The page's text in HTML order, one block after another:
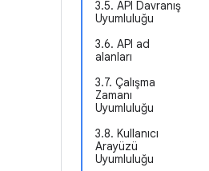
3.5. API Davranış
Uyumluluğu
3.6. API ad
alanları
3.7. Çalışma
Zamanı
Uyumluluğu
3.8. Kullanıcı
Arayüzü
Uyumluluğu